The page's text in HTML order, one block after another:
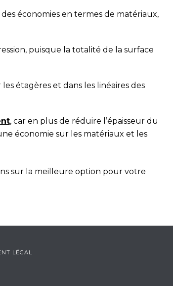
économies en termes de matériaux,
puisque la totalité de la surface
étagères et dans les linéaires des
, car en plus de réduire l’épaisseur du
économie sur les matériaux et les
sur la meilleure option pour votre
LÉGAL